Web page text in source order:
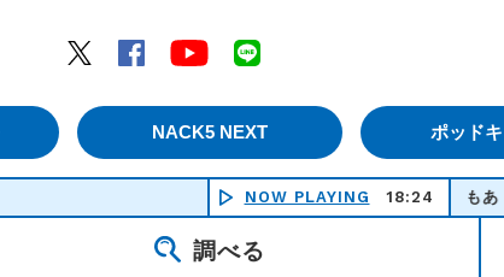
Twitter
Facebook YouTube
NACK5 NEXT ポッド
NOW PLAYING 18:24
もあ - ｔｈｅ ｄ
調べる